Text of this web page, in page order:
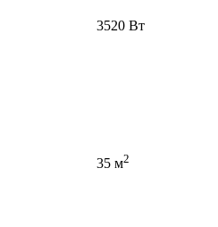
3520 Вт
35 м2